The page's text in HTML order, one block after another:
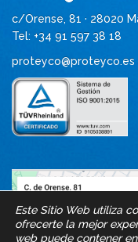
c/Orense, 81 · 28020
Tel: +34 91 597 38 18
proteyco@proteyco.es
Este Sitio Web utiliza
ofrecerte la mejor
web puede contener